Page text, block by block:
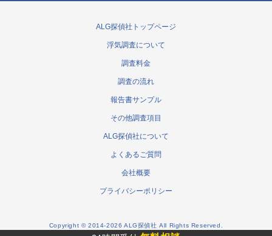
ALG探偵社トップページ
浮気調査について
調査料金
調査の流れ
報告書サンプル
その他調査項目
ALG探偵社について
よくあるご質問
会社概要
プライバシーポリシー
Copyright © 2014-2026 ALG探偵社 All Rights Reserved.